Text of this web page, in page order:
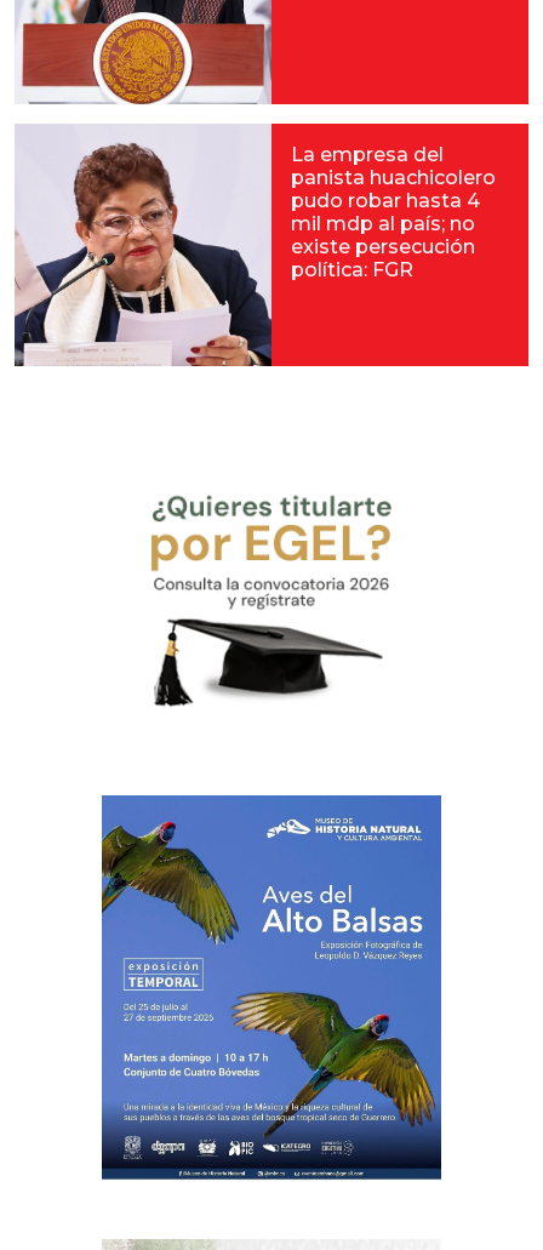
La empresa del
panista huachicolero
pudo robar hasta 4
mil mdp al país; no
existe persecución
política: FGR